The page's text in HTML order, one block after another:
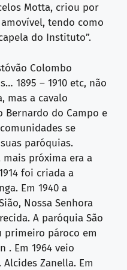
Motta, criou por
tendo como
do Instituto”.
Colombo
1895 – 1910 etc, não
mas a cavalo
Bernardo do Campo e
se
paróquias.
mais próxima era a
foi criada a
Em 1940 a
Nossa Senhora
A paróquia São
primeiro pároco em
. Em 1964 veio
Zanella. Em